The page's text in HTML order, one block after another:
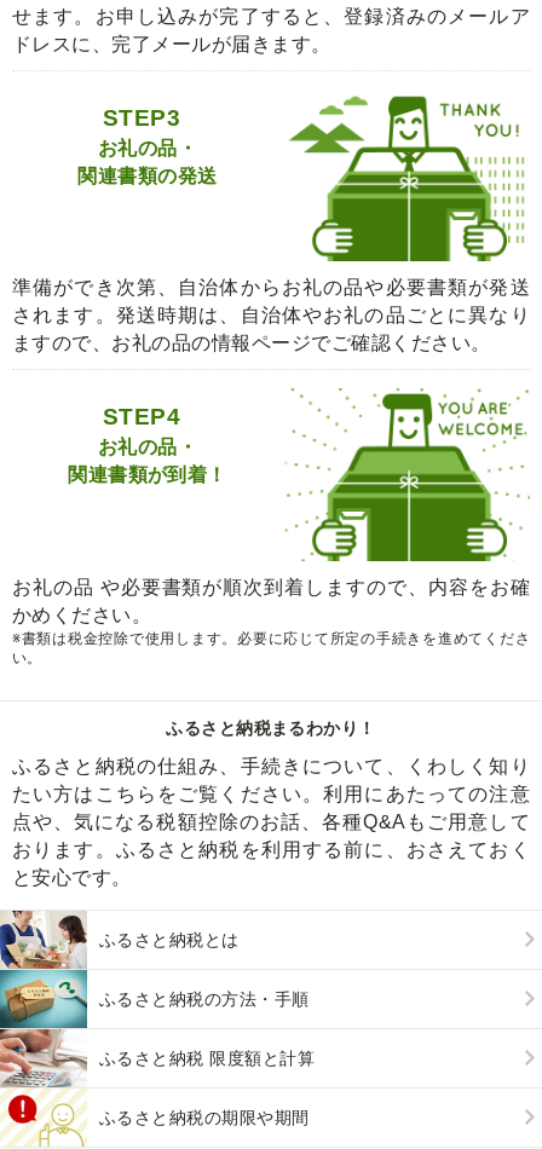
せます。お申し込みが完了すると、登録済みのメールア
ドレスに、完了メールが届きます。
STEP3
お礼の品・
関連書類の発送
準備ができ次第、自治体からお礼の品や必要書類が発送
されます。発送時期は、自治体やお礼の品ごとに異なり
ますので、お礼の品の情報ページでご確認ください。
STEP4
お礼の品・
関連書類が到着！
お礼の品 や必要書類が順次到着しますので、内容をお確
かめください。
※書類は税金控除で使用します。必要に応じて所定の手続きを進めてくださ
い。
ふるさと納税まるわかり！
ふるさと納税の仕組み、手続きについて、くわしく知り
たい方はこちらをご覧ください。利用にあたっての注意
点や、気になる税額控除のお話、各種Q&Aもご用意して
おります。ふるさと納税を利用する前に、おさえておく
と安心です。
ふるさと納税とは
ふるさと納税の方法・手順
ふるさと納税 限度額と計算
ふるさと納税の期限や期間